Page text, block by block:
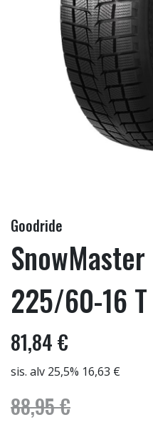
Goodride
225/60-16 T
81,84 €
sis. alv 25,5% 16,63 €
88,95 €